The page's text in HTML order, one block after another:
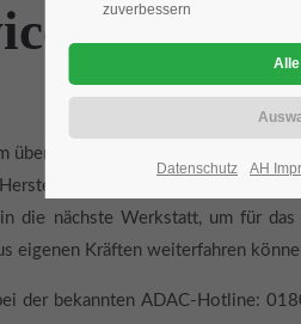
Mon - Fri 8:00am - 5:00pm
über 12 Jahren als
teil und
die nächste Werkstatt, um für
eigenen Kräften weiterfahren
der bekannten ADAC-Hotline:
zuverbessern
Datenschutz AH